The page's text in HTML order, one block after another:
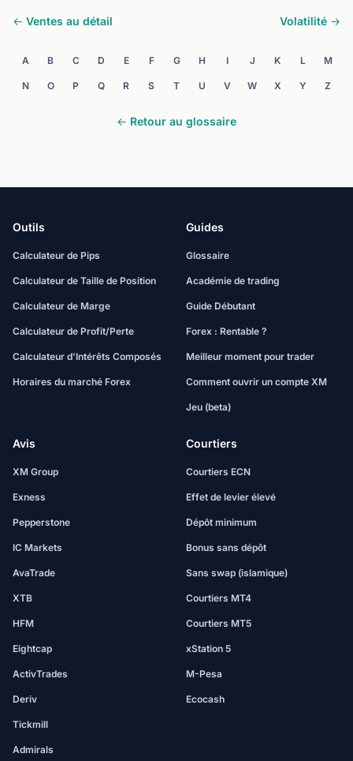
← Ventes au détail Volatilité →
A B C D E F G H I J K L M
N O P Q R S T U V W X Y Z
← Retour au glossaire
Outils
Calculateur de Pips
Calculateur de Taille de Position
Calculateur de Marge
Calculateur de Profit/Perte
Calculateur d'Intérêts Composés
Horaires du marché Forex
Guides
Glossaire
Académie de trading
Guide Débutant
Forex : Rentable ?
Meilleur moment pour trader
Comment ouvrir un compte XM
Jeu (beta)
Avis
XM Group
Exness
Pepperstone
IC Markets
AvaTrade
XTB
HFM
Eightcap
ActivTrades
Deriv
Tickmill
Admirals
Courtiers
Courtiers ECN
Effet de levier élevé
Dépôt minimum
Bonus sans dépôt
Sans swap (islamique)
Courtiers MT4
Courtiers MT5
xStation 5
M-Pesa
Ecocash